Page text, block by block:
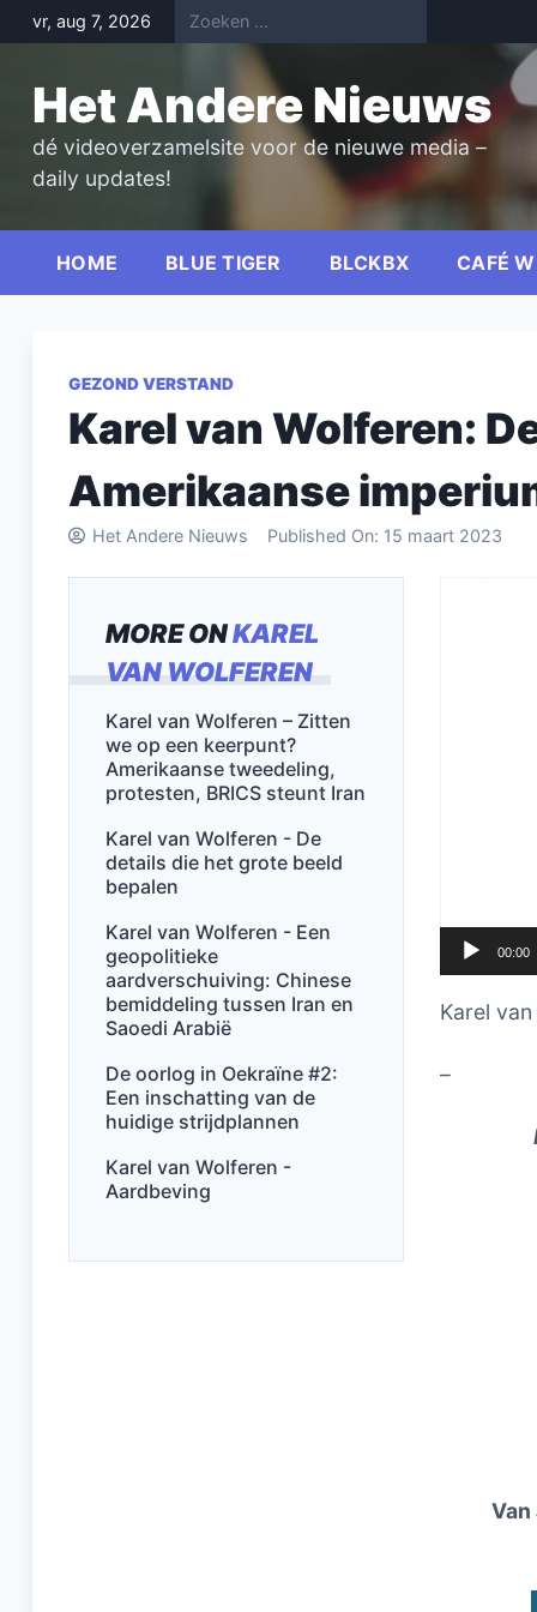
Skip
to
vr, aug 7, 2026
Het Andere Nieuws
dé videoverzamelsite voor de nieuwe media –
daily updates!
HOME BLUE TIGER BLCKBX CAFÉ
GEZOND VERSTAND
Karel van Wolferen:
Amerikaanse
Het Andere Nieuws Published On: 15 maart 2023
MORE ONKAREL
VAN WOLFEREN
Karel van Wolferen – Zitten
we op een keerpunt?
Amerikaanse tweedeling,
protesten, BRICS steunt Iran
Karel van Wolferen - De
details die het grote beeld
bepalen
Karel van Wolferen - Een
geopolitieke
aardverschuiving: Chinese
bemiddeling tussen Iran en
Saoedi Arabië
De oorlog in Oekraïne #2:
Een inschatting van de
huidige strijdplannen
Karel van Wolferen -
Aardbeving
00:00
Karel
–
Van